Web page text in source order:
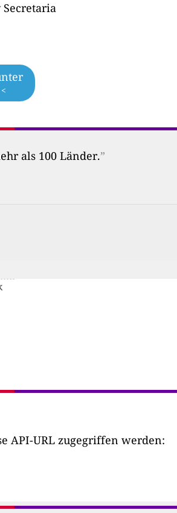
als 100 Länder.”
API-URL zugegriffen werden: